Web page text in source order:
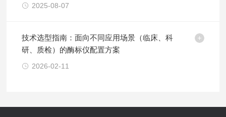
2025-08-07
技术选型指南：面向不同应用场景（临床、科
研、质检）的酶标仪配置方案
2026-02-11